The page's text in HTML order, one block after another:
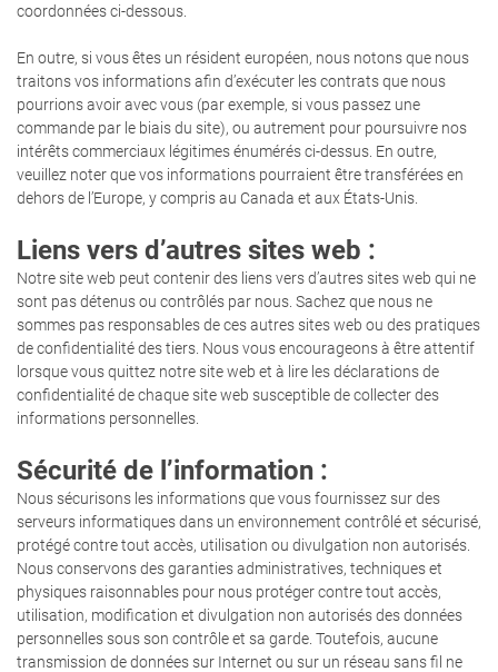
coordonnées ci-dessous.
En outre, si vous êtes un résident européen, nous notons que nous
traitons vos informations afin d’exécuter les contrats que nous
pourrions avoir avec vous (par exemple, si vous passez une
commande par le biais du site), ou autrement pour poursuivre nos
intérêts commerciaux légitimes énumérés ci-dessus. En outre,
veuillez noter que vos informations pourraient être transférées en
dehors de l’Europe, y compris au Canada et aux États-Unis.
Liens vers d’autres sites web :
Notre site web peut contenir des liens vers d’autres sites web qui ne
sont pas détenus ou contrôlés par nous. Sachez que nous ne
sommes pas responsables de ces autres sites web ou des pratiques
de confidentialité des tiers. Nous vous encourageons à être attentif
lorsque vous quittez notre site web et à lire les déclarations de
confidentialité de chaque site web susceptible de collecter des
informations personnelles.
Sécurité de l’information :
Nous sécurisons les informations que vous fournissez sur des
serveurs informatiques dans un environnement contrôlé et sécurisé,
protégé contre tout accès, utilisation ou divulgation non autorisés.
Nous conservons des garanties administratives, techniques et
physiques raisonnables pour nous protéger contre tout accès,
utilisation, modification et divulgation non autorisés des données
personnelles sous son contrôle et sa garde. Toutefois, aucune
transmission de données sur Internet ou sur un réseau sans fil ne